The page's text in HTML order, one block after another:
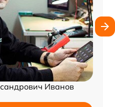
Иванов